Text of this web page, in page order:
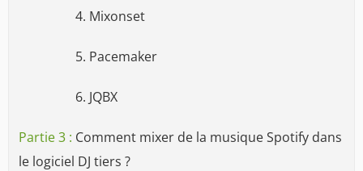
4. Mixonset
5. Pacemaker
6. JQBX
Partie 3 : Comment mixer de la musique Spotify dans
le logiciel DJ tiers ?